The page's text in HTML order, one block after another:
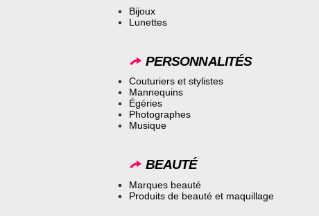
Bijoux
Lunettes
PERSONNALITÉS
Couturiers et stylistes
Mannequins
Égéries
Photographes
Musique
BEAUTÉ
Marques beauté
Produits de beauté et maquillage